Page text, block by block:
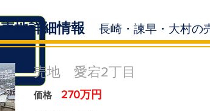
​売地詳細情報 長崎・諫早・大村の
売地 愛宕2丁目
価格 270万円